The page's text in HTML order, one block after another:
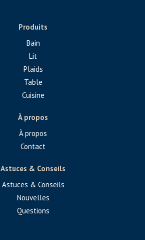
Produits
Bain
Lit
Plaids
Table
Cuisine
À propos
À propos
Contact
Astuces & Conseils
Astuces & Conseils
Nouvelles
Questions